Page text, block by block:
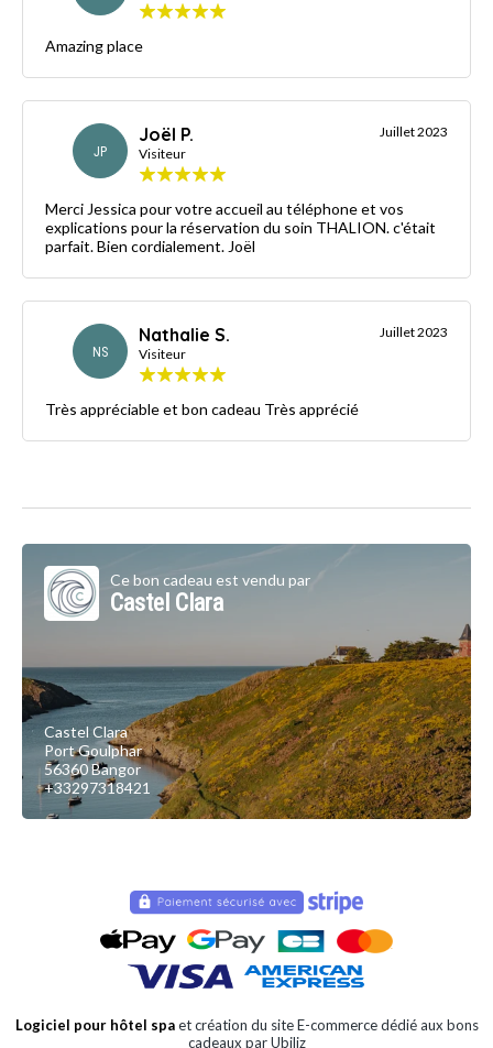
Amazing place
JP
Joël P.
Visiteur
Juillet 2023
Merci Jessica pour votre accueil au téléphone et vos
explications pour la réservation du soin THALION. c'était
parfait. Bien cordialement. Joël
NS
Nathalie S.
Visiteur
Juillet 2023
Très appréciable et bon cadeau Très apprécié
Ce bon cadeau est vendu par
Castel Clara
Castel Clara
Port Goulphar
56360 Bangor
+33297318421
Logiciel pour hôtel spaet création du site E-commerce dédié aux bons
cadeaux par Ubiliz